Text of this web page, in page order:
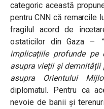
categoric această
pentru CNN că remarcile
fragilul acord de
ostaticilor din Gaza –
implicațiile profunde
asupra vieții și demnității
asupra Orientului
diplomatul. Pentru ca
nevoie de banii și